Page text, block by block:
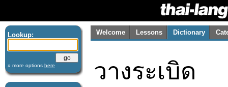
Lookup:
» more options here
Welcome Lessons Dictionary
วางระเบิด